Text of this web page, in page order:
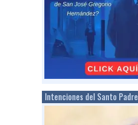
Intenciones del Santo Padre